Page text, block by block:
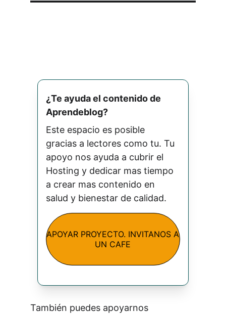
¿Te ayuda el contenido de
Aprendeblog?
Este espacio es posible
gracias a lectores como tu. Tu
apoyo nos ayuda a cubrir el
Hosting y dedicar mas tiempo
a crear mas contenido en
salud y bienestar de calidad.
También puedes apoyarnos
APOYAR PROYECTO. INVITANOS A
UN CAFE